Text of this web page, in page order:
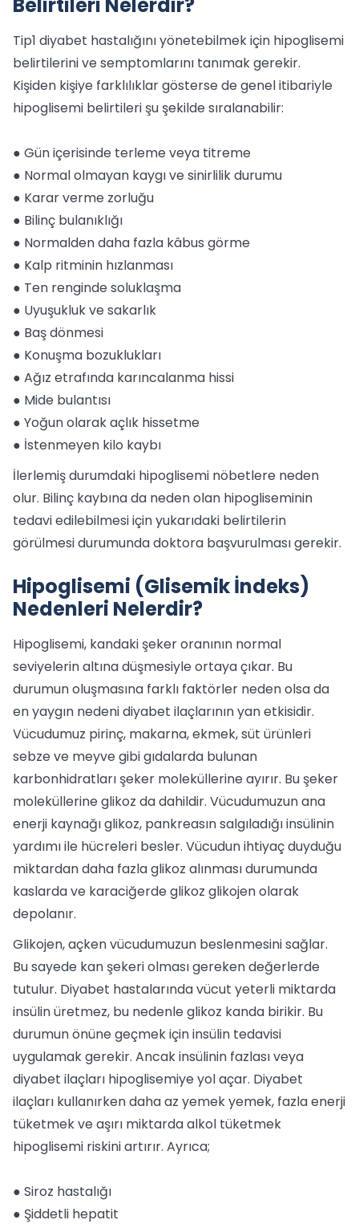
Tip1 diyabet hastalığını yönetebilmek için hipoglisemi
belirtilerini ve semptomlarını tanımak gerekir.
Kişiden kişiye farklılıklar gösterse de genel itibariyle
hipoglisemi belirtileri şu şekilde sıralanabilir:
● Gün içerisinde terleme veya titreme
● Normal olmayan kaygı ve sinirlilik durumu
● Karar verme zorluğu
● Bilinç bulanıklığı
● Normalden daha fazla kâbus görme
● Kalp ritminin hızlanması
● Ten renginde soluklaşma
● Uyuşukluk ve sakarlık
● Baş dönmesi
● Konuşma bozuklukları
● Ağız etrafında karıncalanma hissi
● Mide bulantısı
● Yoğun olarak açlık hissetme
● İstenmeyen kilo kaybı
İlerlemiş durumdaki hipoglisemi nöbetlere neden
olur. Bilinç kaybına da neden olan hipogliseminin
tedavi edilebilmesi için yukarıdaki belirtilerin
görülmesi durumunda doktora başvurulması gerekir.
Hipoglisemi (Glisemik İndeks)
Nedenleri Nelerdir?
Hipoglisemi, kandaki şeker oranının normal
seviyelerin altına düşmesiyle ortaya çıkar. Bu
durumun oluşmasına farklı faktörler neden olsa da
en yaygın nedeni diyabet ilaçlarının yan etkisidir.
Vücudumuz pirinç, makarna, ekmek, süt ürünleri
sebze ve meyve gibi gıdalarda bulunan
karbonhidratları şeker moleküllerine ayırır. Bu şeker
moleküllerine glikoz da dahildir. Vücudumuzun ana
enerji kaynağı glikoz, pankreasın salgıladığı insülinin
yardımı ile hücreleri besler. Vücudun ihtiyaç duyduğu
miktardan daha fazla glikoz alınması durumunda
kaslarda ve karaciğerde glikoz glikojen olarak
depolanır.
Glikojen, açken vücudumuzun beslenmesini sağlar.
Bu sayede kan şekeri olması gereken değerlerde
tutulur. Diyabet hastalarında vücut yeterli miktarda
insülin üretmez, bu nedenle glikoz kanda birikir. Bu
durumun önüne geçmek için insülin tedavisi
uygulamak gerekir. Ancak insülinin fazlası veya
diyabet ilaçları hipoglisemiye yol açar. Diyabet
ilaçları kullanırken daha az yemek yemek, fazla enerji
tüketmek ve aşırı miktarda alkol tüketmek
hipoglisemi riskini artırır. Ayrıca;
● Siroz hastalığı
● Şiddetli hepatit